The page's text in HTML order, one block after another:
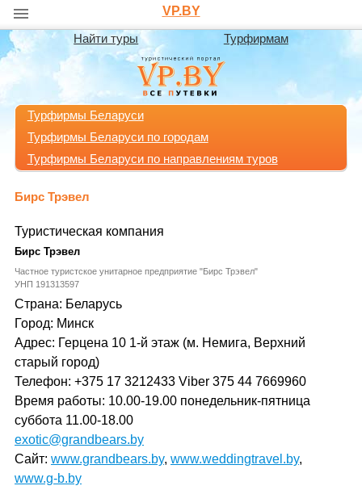
VP.BY
Найти туры Турфирмам
Турфирмы Беларуси
Турфирмы Беларуси по городам
Турфирмы Беларуси по направлениям туров
Бирс Трэвел
Туристическая компания
Бирс Трэвел
Частное туристское унитарное предприятие "Бирс Трэвел"
УНП 191313597
Страна: Беларусь
Город: Минск
Адрес: Герцена 10 1-й этаж (м. Немига, Верхний
старый город)
Телефон: +375 17 3212433 Viber 375 44 7669960
Время работы: 10.00-19.00 понедельник-пятница
суббота 11.00-18.00
exotic@grandbears.by
Сайт: www.grandbears.by, www.weddingtravel.by,
www.g-b.by